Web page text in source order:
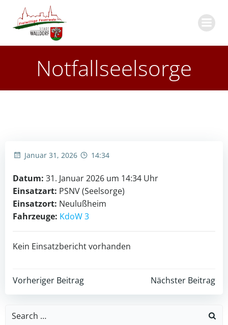
Notfallseelsorge
Januar 31, 2026 14:34
Datum: 31. Januar 2026 um 14:34 Uhr
Einsatzart: PSNV (Seelsorge)
Einsatzort: Neulußheim
Fahrzeuge: KdoW 3
Kein Einsatzbericht vorhanden
Post
navigation
Vorheriger Beitrag
Post
navigation
Nächster Beitrag
Search